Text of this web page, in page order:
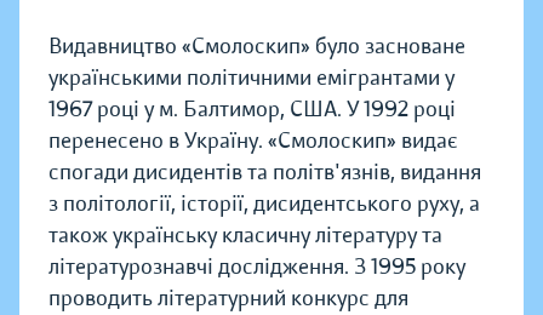
Видавництво «Смолоскип» було засноване
українськими політичними емігрантами у
1967 році у м. Балтимор, США. У 1992 році
перенесено в Україну. «Смолоскип» видає
спогади дисидентів та політв'язнів, видання
з політології, історії, дисидентського руху, а
також українську класичну літературу та
літературознавчі дослідження. З 1995 року
проводить літературний конкурс для